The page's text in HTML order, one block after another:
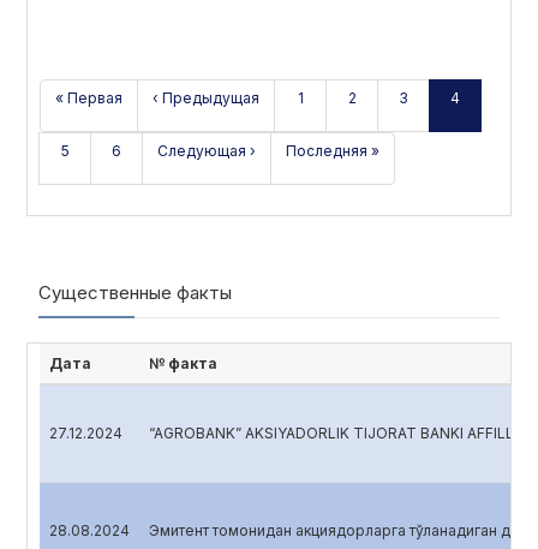
« Первая ‹ Предыдущая 1 2 3 4
5 6 Следующая › Последняя »
Существенные факты
Дата № факта
27.12.2024 “AGROBANK” AKSIYADORLIK TIJORAT BANKI
28.08.2024 Эмитент томонидан акциядорларга тўланадиган